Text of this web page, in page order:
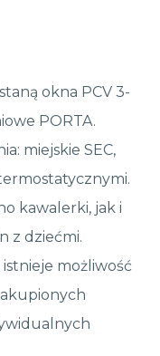
okna PCV 3-
PORTA.
miejskie SEC,
kawalerki, jak i
z dziećmi.
istnieje możliwość